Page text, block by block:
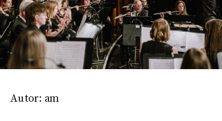
Autor: am